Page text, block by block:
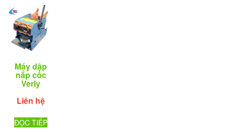
Máy dập
nắp cốc
Verly
Liên hệ
ĐỌC TIẾP